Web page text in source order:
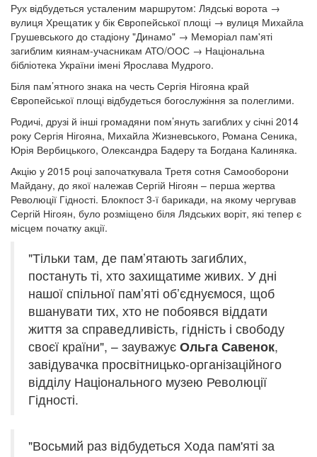
Рух відбудеться усталеним маршрутом: Лядські ворота →
вулиця Хрещатик у бік Європейської площі → вулиця Михайла
Грушевського до стадіону "Динамо" → Меморіал пам'яті
загиблим киянам-учасникам АТО/ООС → Національна
бібліотека України імені Ярослава Мудрого.
Біля пам’ятного знака на честь Сергія Нігояна край
Європейської площі відбудеться богослужіння за полеглими.
Родичі, друзі й інші громадяни пом’януть загиблих у січні 2014
року Сергія Нігояна, Михайла Жизневського, Романа Сеника,
Юрія Вербицького, Олександра Бадеру та Богдана Калиняка.
Акцію у 2015 році започаткувала Третя сотня Самооборони
Майдану, до якої належав Сергій Нігоян – перша жертва
Революції Гідності. Блокпост 3-ї барикади, на якому чергував
Сергій Нігоян, було розміщено біля Лядських воріт, які тепер є
місцем початку акції.
"Тільки там, де пам’ятають загиблих,
постануть ті, хто захищатиме живих. У дні
нашої спільної пам’яті об’єднуємося, щоб
вшанувати тих, хто не побоявся віддати
життя за справедливість, гідність і свободу
своєї країни", – зауважує Ольга Савенок,
завідувачка просвітницько-організаційного
відділу Національного музею Революції
Гідності.
"Восьмий раз відбудеться Хода пам'яті за